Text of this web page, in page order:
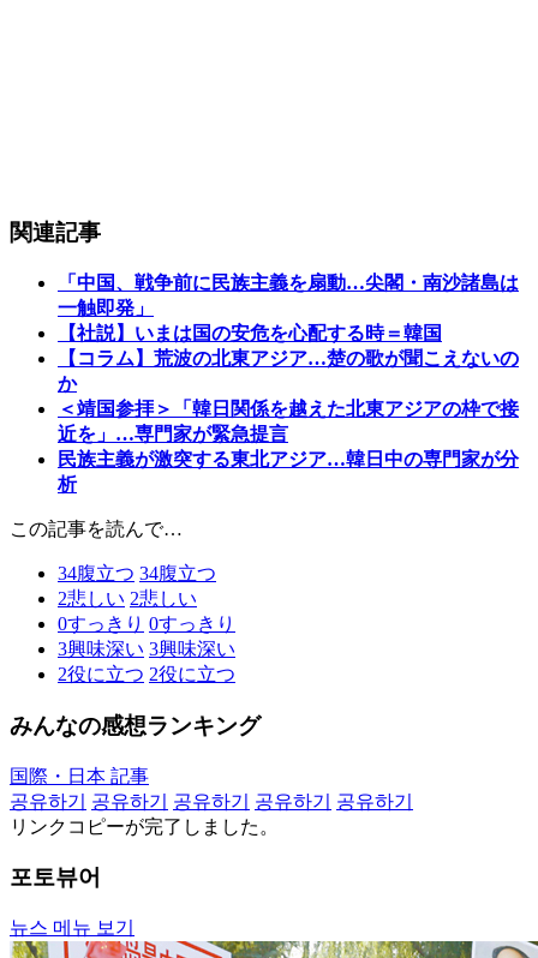
関連記事
「中国、戦争前に民族主義を扇動…尖閣・南沙諸島は
一触即発」
【社説】いまは国の安危を心配する時＝韓国
【コラム】荒波の北東アジア…楚の歌が聞こえないの
か
＜靖国参拝＞「韓日関係を越えた北東アジアの枠で接
近を」…専門家が緊急提言
民族主義が激突する東北アジア…韓日中の専門家が分
析
この記事を読んで…
34腹立つ 34腹立つ
2悲しい 2悲しい
0すっきり 0すっきり
3興味深い 3興味深い
2役に立つ 2役に立つ
みんなの感想ランキング
国際・日本 記事
공유하기
공유하기 공유하기 공유하기
공유하기
リンクコピーが完了しました。
포토뷰어
뉴스 메뉴 보기